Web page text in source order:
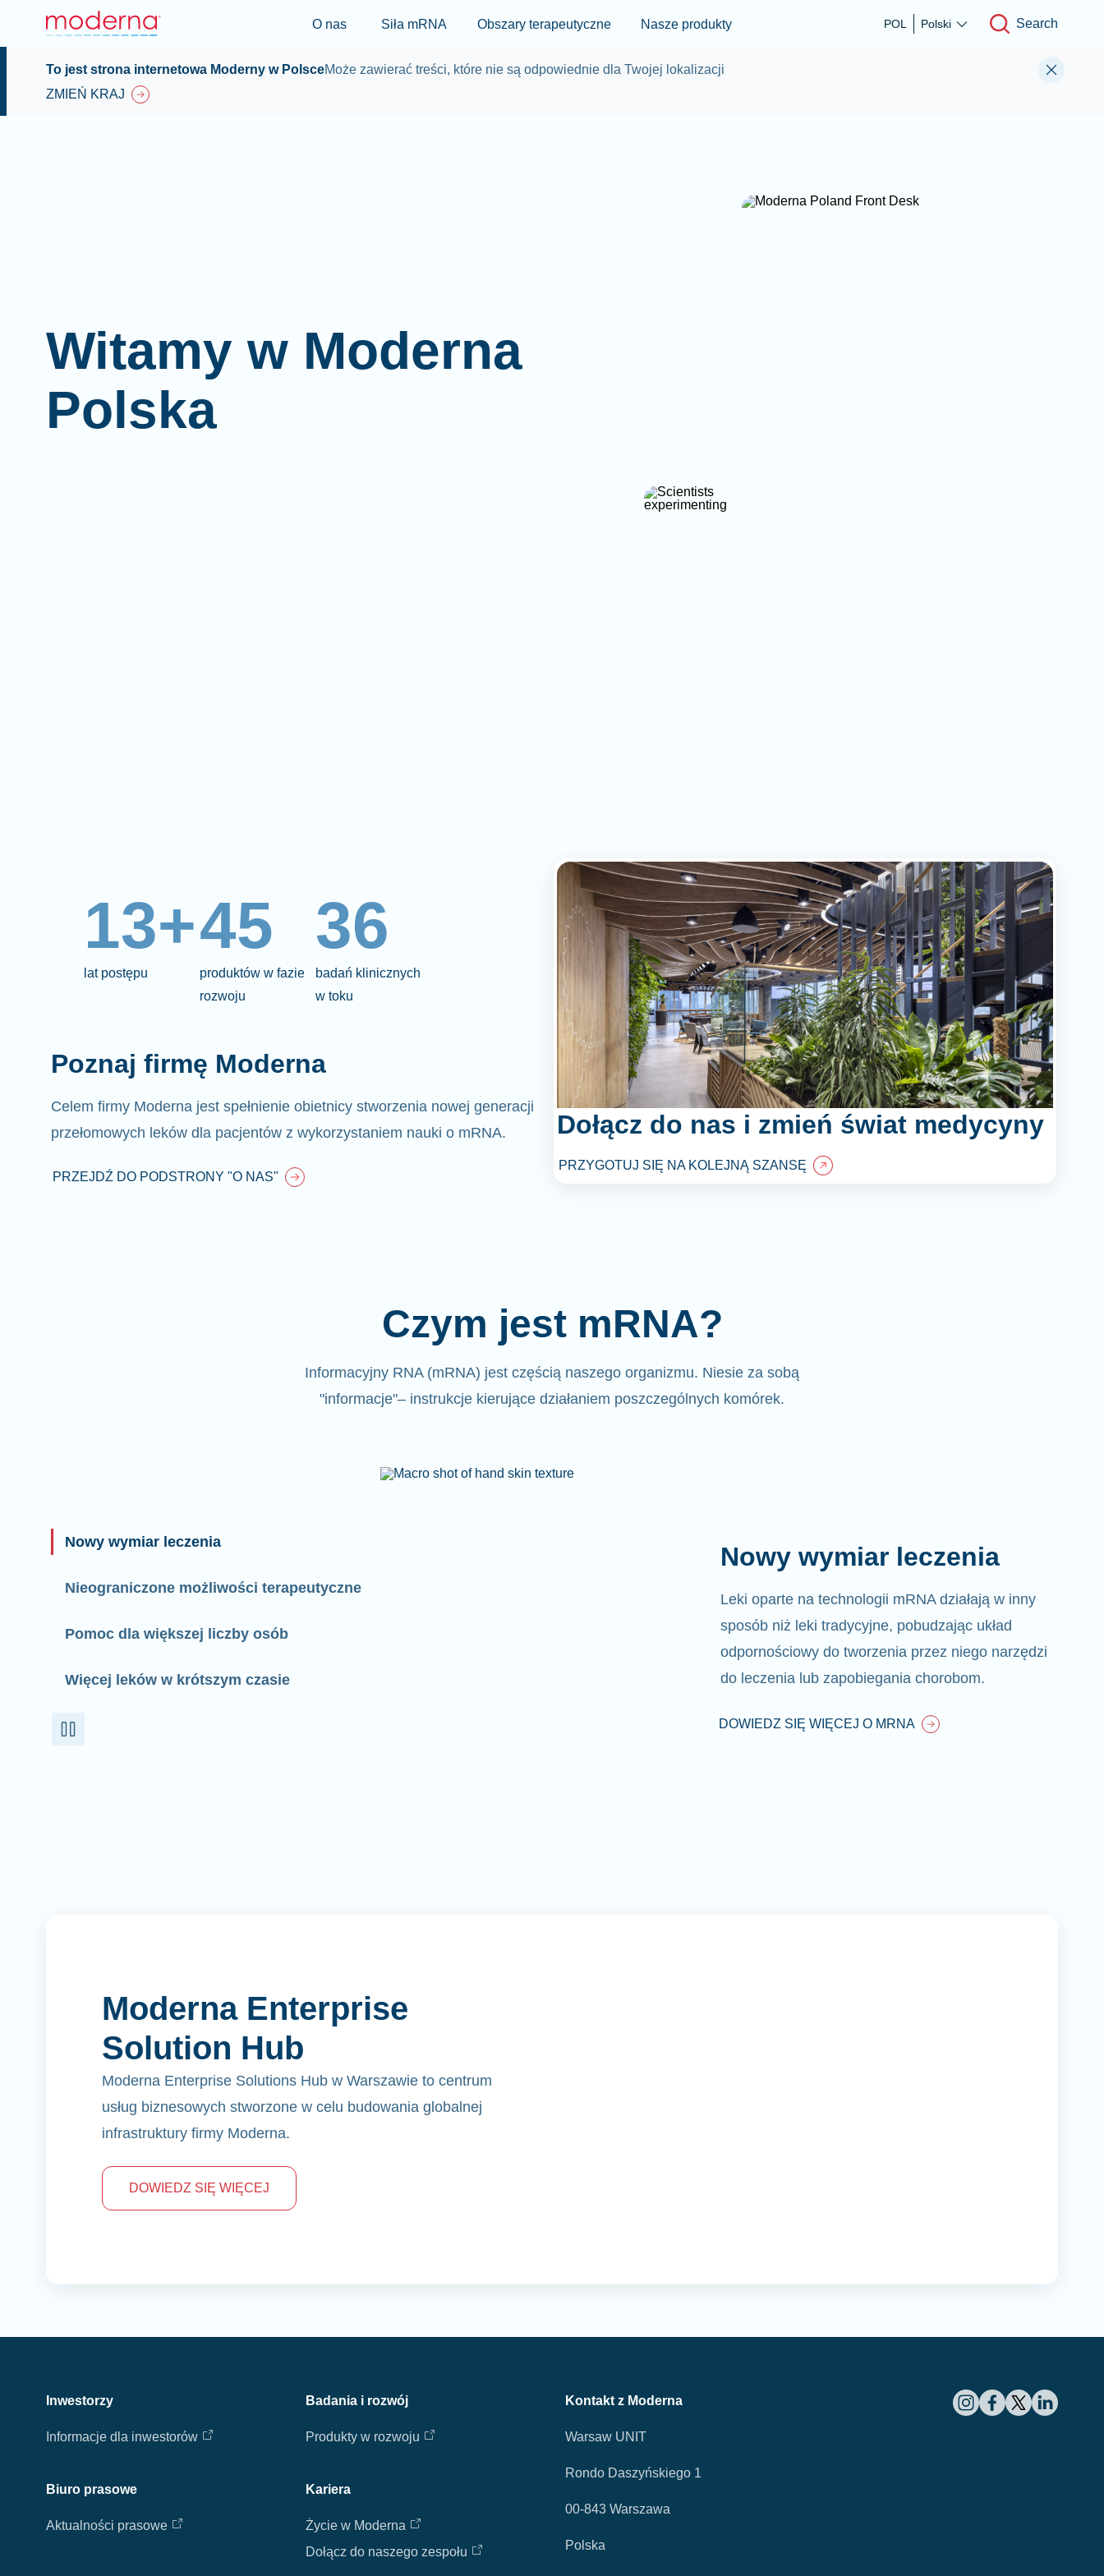
Skip to main content
O nas Siła mRNA Obszary terapeutyczne Nasze produkty POL Polski Search
To jest strona internetowa Moderny w PolsceMoże zawierać treści, które nie są odpowiednie dla Twojej lokalizacji
ZMIEŃ KRAJ
Witamy w Moderna
Polska
13+
lat postępu
45
produktów w fazie
rozwoju
36
badań klinicznych
w toku
Poznaj firmę Moderna
Celem firmy Moderna jest spełnienie obietnicy stworzenia nowej generacji
przełomowych leków dla pacjentów z wykorzystaniem nauki o mRNA.
PRZEJDŹ DO PODSTRONY "O NAS"
Dołącz do nas i zmień świat medycyny
PRZYGOTUJ SIĘ NA KOLEJNĄ SZANSĘ
Czym jest mRNA?
Informacyjny RNA (mRNA) jest częścią naszego organizmu. Niesie za sobą
"informacje"– instrukcje kierujące działaniem poszczególnych komórek.
Nowy wymiar leczenia
Nieograniczone możliwości terapeutyczne
Pomoc dla większej liczby osób
Więcej leków w krótszym czasie
Nowy wymiar leczenia
Leki oparte na technologii mRNA działają w inny
sposób niż leki tradycyjne, pobudzając układ
odpornościowy do tworzenia przez niego narzędzi
do leczenia lub zapobiegania chorobom.
DOWIEDZ SIĘ WIĘCEJ O MRNA
Moderna Enterprise
Solution Hub
Moderna Enterprise Solutions Hub w Warszawie to centrum
usług biznesowych stworzone w celu budowania globalnej
infrastruktury firmy Moderna.
DOWIEDZ SIĘ WIĘCEJ
Inwestorzy
Informacje dla inwestorów
Biuro prasowe
Aktualności prasowe
Badania i rozwój
Produkty w rozwoju
Kariera
Życie w Moderna
Dołącz do naszego zespołu
Kontakt z Moderna
Warsaw UNIT
Rondo Daszyńskiego 1
00-843 Warszawa
Polska